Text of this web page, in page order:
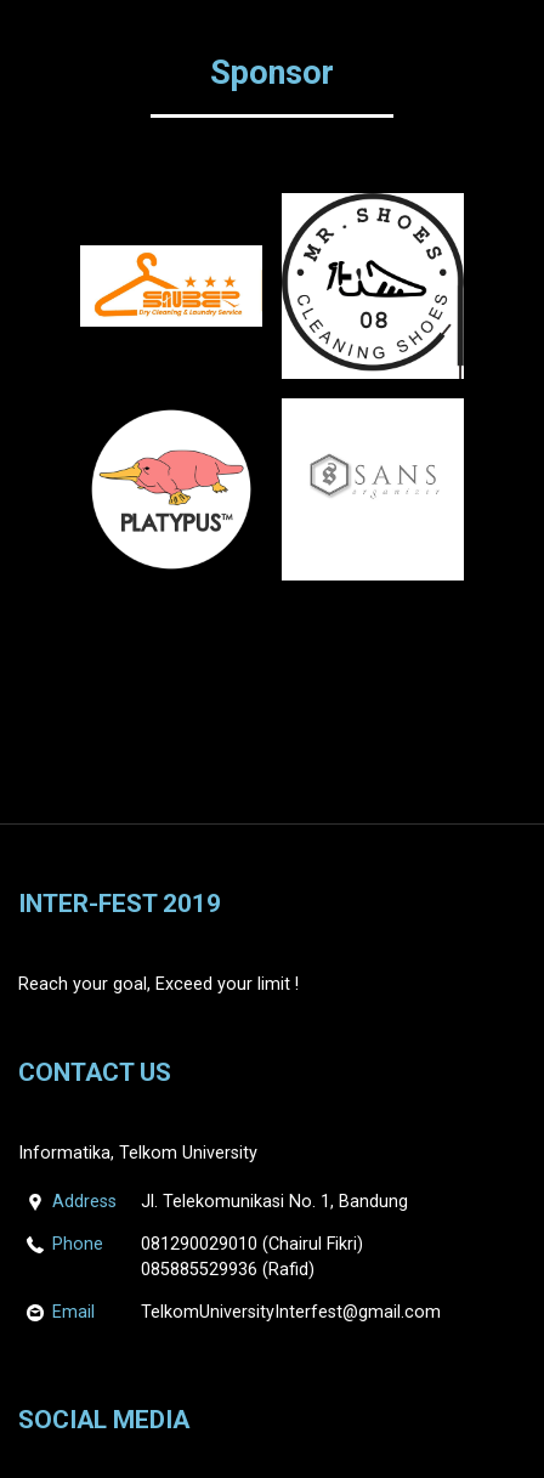
Sponsor
INTER-FEST 2019
Reach your goal, Exceed your limit !
CONTACT US
Informatika, Telkom University
Address Jl. Telekomunikasi No. 1, Bandung
Phone
081290029010 (Chairul Fikri)
085885529936 (Rafid)
Email TelkomUniversityInterfest@gmail.com
SOCIAL MEDIA